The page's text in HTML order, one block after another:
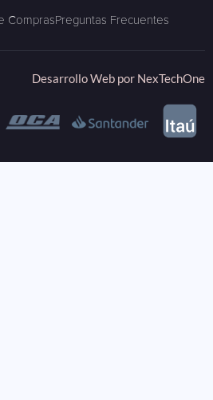
ComprasPreguntas Frecuentes
Desarrollo Web por NexTechOne